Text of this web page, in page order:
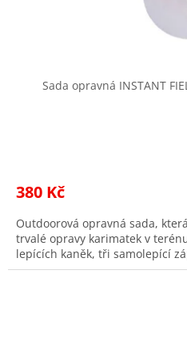
Sada opravná INSTANT
380 Kč
Outdoorová opravná sada,
trvalé opravy karimatek v
lepících kaněk, tři samolepící